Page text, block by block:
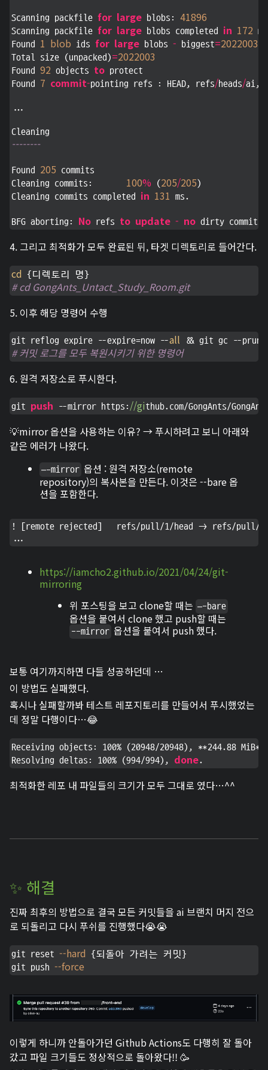
Scanning packfile for large blobs: 41896
Scanning packfile for large blobs completed in 172
Found 1 blob ids for large blobs - biggest=2022003
Total size (unpacked)=2022003
Found 92 objects to protect
Found 7 commit-pointing refs : HEAD, refs/heads/ai,
...
--------
Found 205 commits
Cleaning commits: 100% (205/205)
Cleaning commits completed in 131 ms.
BFG aborting: No refs to update - no dirty commits
4. 그리고 최적화가 모두 완료된 뒤, 타겟 디렉토리로 들어간다.
cd
# cd GongAnts_Untact_Study_Room.git
5. 이후 해당 명령어 수행
git reflog expire --expire=now --all
# 커밋 로그를 모두 복원시키기 위한 명령어
6. 원격 저장소로 푸시한다.
git push --mirror https: //github.com/GongAnts/
💡mirror 옵션을 사용하는 이유? → 푸시하려고 보니 아래와
같은 에러가 나왔다.
—-mirror 옵션 : 원격 저장소(remote
repository)의 복사본을 만든다. 이것은 --bare 옵
션을 포함한다.
! [remote rejected]   refs/pull/1/head -> refs/pull/1/
...
https://iamcho2.github.io/2021/04/24/git-
mirroring
위 포스팅을 보고 clone할 때는 —-bare
옵션을 붙여서 clone 했고 push할 때는
--mirror 옵션을 붙여서 push 했다.
보통 여기까지하면 다들 성공하던데 …
이 방법도 실패했다.
혹시나 실패할까봐 테스트 레포지토리를 만들어서 푸시했었는
데 정말 다행이다…😂
Receiving objects: 100% (20948/20948), **244.88
Resolving deltas: 100% (994/994), done.
최적화한 레포 내 파일들의 크기가 모두 그대로 였다…^^
✨ 해결
진짜 최후의 방법으로 결국 모든 커밋들을 ai 브랜치 머지 전으
로 되돌리고 다시 푸쉬를 진행했다😭😭
git reset --hard
{되돌아 가려는 커밋}
git push --force
이렇게 하니까 안돌아가던 Github Actions도 다행히 잘 돌아
갔고 파일 크기들도 정상적으로 돌아왔다!! 🥳